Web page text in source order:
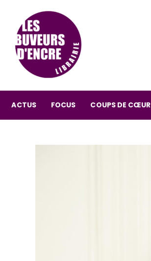
ACTUS FOCUS COUPS DE CŒUR